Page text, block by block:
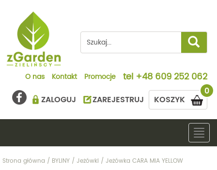
O nas Kontakt Promocje tel +48 609 252 062
0
KOSZYK
ZALOGUJ ZAREJESTRUJ
Strona główna / BYLINY / Jeżówki / Jeżówka CARA MIA YELLOW